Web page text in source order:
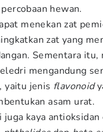
hewan.
menekan zat
zat yang
Sementara itu,
mengandung
, yaitu jenis flavonoid
asam urat.
kaya antioksidan